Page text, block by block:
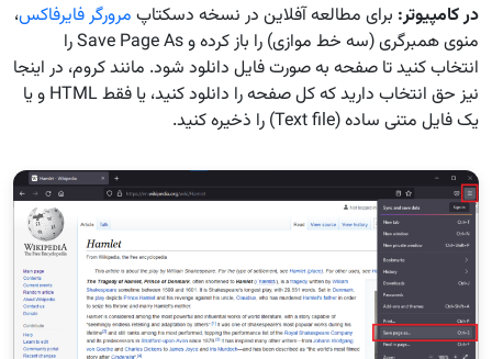
در کامپیوتر: برای مطالعه آفلاین در نسخه دسکتاپ مرورگر فایرفاکس،
منوی همبرگری (سه خط موازی) را باز کرده و Save Page As را
انتخاب کنید تا صفحه به صورت فایل دانلود شود. مانند کروم، در اینجا
نیز حق انتخاب دارید که کل صفحه را دانلود کنید، یا فقط HTML و یا
یک فایل متنی ساده (Text file) را ذخیره کنید.